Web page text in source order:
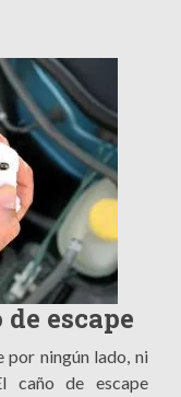
escape
por ningún lado, ni
caño de escape